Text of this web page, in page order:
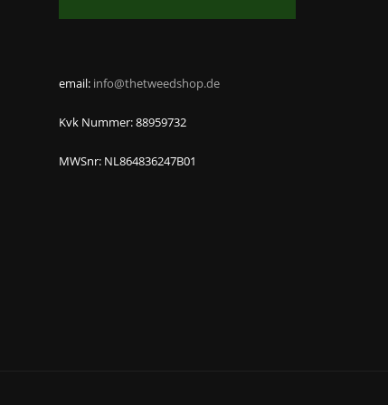
email: info@thetweedshop.de
Kvk Nummer: 88959732
MWSnr: NL864836247B01